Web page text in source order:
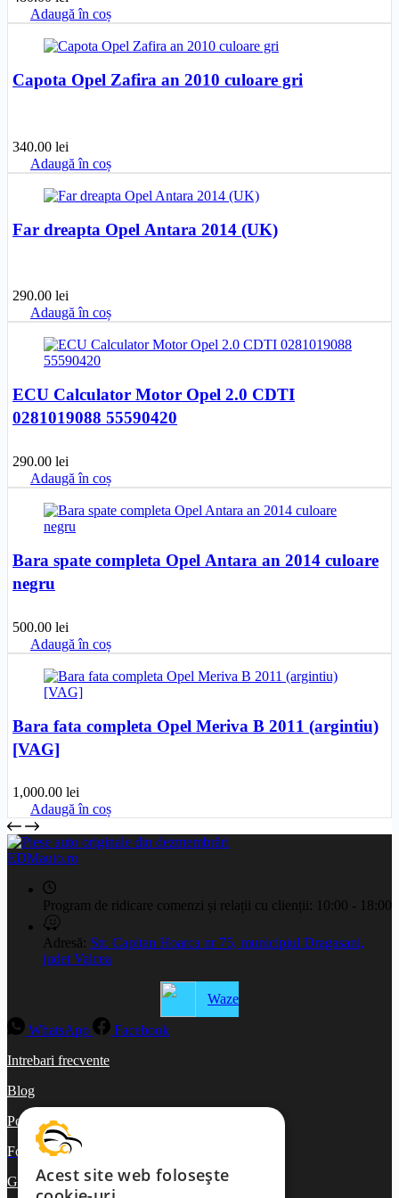
Adaugă în coș
Capota Opel Zafira an 2010 culoare gri
340.00 lei
Adaugă în coș
Far dreapta Opel Antara 2014 (UK)
290.00 lei
Adaugă în coș
ECU Calculator Motor Opel 2.0 CDTI
0281019088 55590420
290.00 lei
Adaugă în coș
Bara spate completa Opel Antara an 2014 culoare
negru
500.00 lei
Adaugă în coș
Bara fata completa Opel Meriva B 2011 (argintiu)
[VAG]
1,000.00 lei
Adaugă în coș
EDMauto.ro
Program de ridicare comenzi și relații cu clienții: 10:00 - 18:00
Adresă: Str. Capitan Hoarca nr 75, municipiul Dragasani,
judet Valcea
Waze
WhatsApp
Facebook
Intrebari frecvente
Blog
Politica de ramburs și retur
Formular de retur
GaranțiiAcest site web folosește